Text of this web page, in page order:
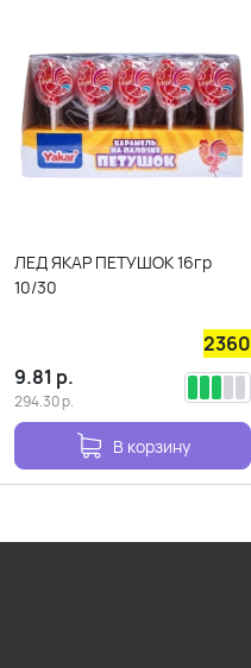
ЛЕД ЯКАР ПЕТУШОК 16гр
10/30
2360
9.81 р.
294.30р.
В корзину